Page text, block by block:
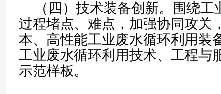
（四）技术装备创新。围绕
过程堵点、难点，加强协同攻关
本、高性能工业废水循环利用装
工业废水循环利用技术、工程与
示范样板。